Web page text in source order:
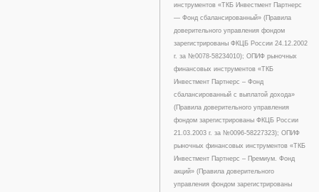
инструментов «ТКБ Инвестмент Партнерс
— Фонд сбалансированный» (Правила
доверительного управления фондом
зарегистрированы ФКЦБ России 24.12.2002
г. за №0078-58234010); ОПИФ рыночных
финансовых инструментов «ТКБ
Инвестмент Партнерс – Фонд
сбалансированный с выплатой дохода»
(Правила доверительного управления
фондом зарегистрированы ФКЦБ России
21.03.2003 г. за №0096-58227323); ОПИФ
рыночных финансовых инструментов «ТКБ
Инвестмент Партнерс – Премиум. Фонд
акций» (Правила доверительного
управления фондом зарегистрированы